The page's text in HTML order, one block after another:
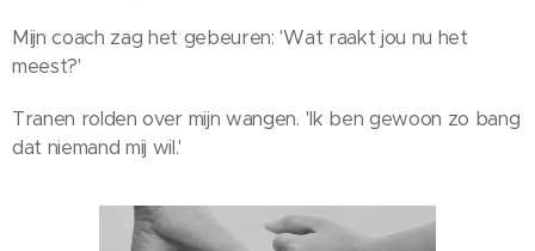
Mijn coach zag het gebeuren: 'Wat raakt jou nu het
meest?'
Tranen rolden over mijn wangen. 'Ik ben gewoon zo bang
dat niemand mij wil.'